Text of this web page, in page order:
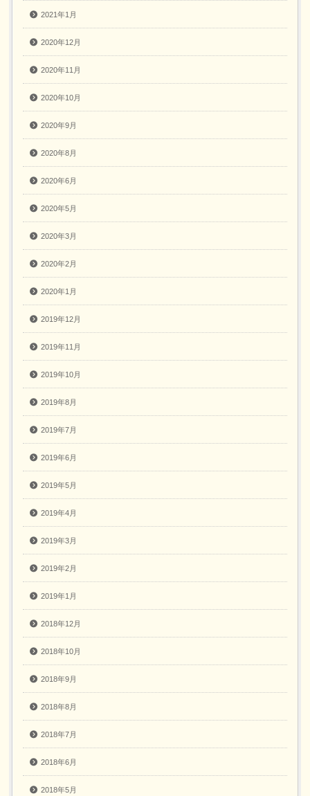
2021年1月
2020年12月
2020年11月
2020年10月
2020年9月
2020年8月
2020年6月
2020年5月
2020年3月
2020年2月
2020年1月
2019年12月
2019年11月
2019年10月
2019年8月
2019年7月
2019年6月
2019年5月
2019年4月
2019年3月
2019年2月
2019年1月
2018年12月
2018年10月
2018年9月
2018年8月
2018年7月
2018年6月
2018年5月